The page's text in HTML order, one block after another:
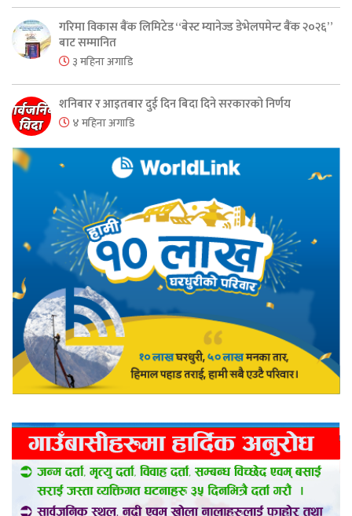
गरिमा विकास बैंक लिमिटेड “बेस्ट म्यानेज्ड डेभेलपमेन्ट बैंक २०२६”
बाट सम्मानित
३ महिना अगाडि
शनिबार र आइतबार दुई दिन बिदा दिने सरकारको निर्णय
४ महिना अगाडि